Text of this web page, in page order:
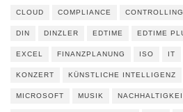
CLOUD COMPLIANCE CONTROLLING
DIN DINZLER EDTIME EDTIME
EXCEL FINANZPLANUNG ISO IT
KONZERT KÜNSTLICHE INTELLIGENZ
MICROSOFT MUSIK